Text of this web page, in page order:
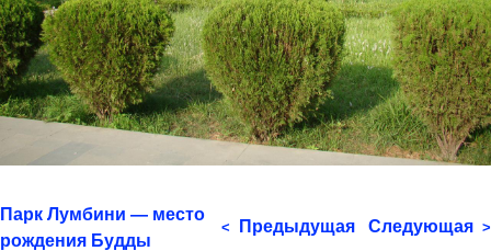
Парк Лумбини — место
рождения Будды
< Предыдущая Следующая >